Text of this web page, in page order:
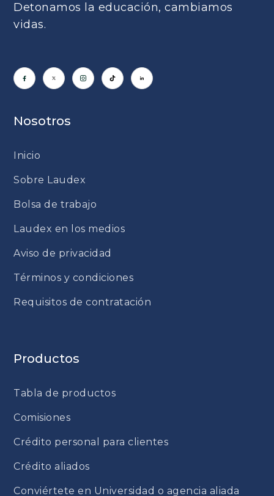
Detonamos la educación, cambiamos
vidas.
Nosotros
Inicio
Sobre Laudex
Bolsa de trabajo
Laudex en los medios
Aviso de privacidad
Términos y condiciones
Requisitos de contratación
Productos
Tabla de productos
Comisiones
Crédito personal para clientes
Crédito aliados
Conviértete en Universidad o agencia aliada